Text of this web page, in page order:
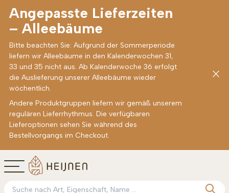
Angepasste Lieferzeiten
– Alleebäume
Bitte beachten Sie: Aufgrund der Sommerperiode
liefern wir Alleebäume in den Kalenderwochen 31,
33 und 35 nicht aus. Ab Kalenderwoche 36 erfolgt
die Auslieferung unserer Alleebäume wieder
wöchentlich.
Andere Produktgruppen liefern wir gemäß unserem
regulären Lieferrhythmus. Die verfügbaren
Lieferoptionen sehen Sie während des
Bestellvorgangs im Checkout.